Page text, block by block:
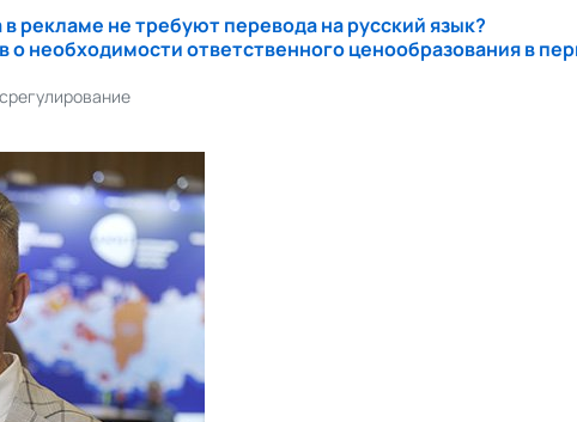
рекламе не требуют перевода на русский язык?
необходимости ответственного ценообразования в